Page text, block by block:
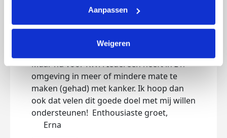
Aanpassen
Weigeren
woensdag 5 augustus 2020
Ik volg het initiatief van Candida. Hoe mooi
is het om een goed doel te steunen met je
Maar nu voor KWF! Iedereen heeft in z’n
omgeving in meer of mindere mate te
maken (gehad) met kanker. Ik hoop dan
ook dat velen dit goede doel met mij willen
ondersteunen! Enthousiaste groet,
Erna